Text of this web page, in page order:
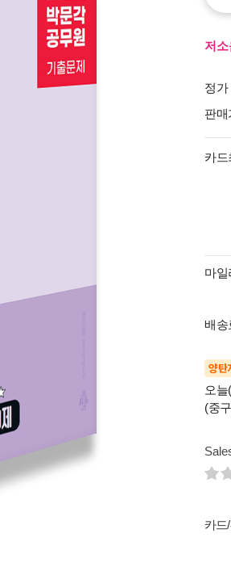
저
정가
판매
카
마일
배송
양탄
오
(중
카드